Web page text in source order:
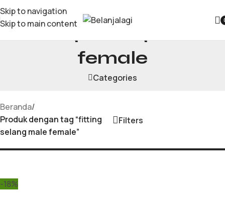
Skip to navigation
Skip to main content
fitting selang male
female
Categories
Beranda/
Produk dengan tag “fitting
selang male female”
Filters
-18%